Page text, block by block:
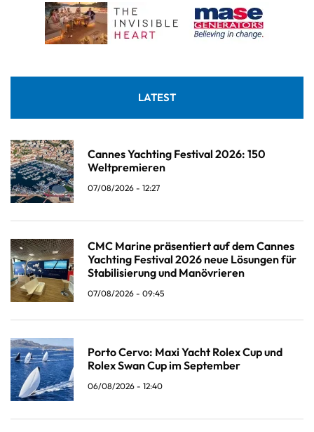
LATEST
Cannes Yachting Festival 2026: 150
Weltpremieren
07/08/2026 - 12:27
CMC Marine präsentiert auf dem Cannes
Yachting Festival 2026 neue Lösungen für
Stabilisierung und Manövrieren
07/08/2026 - 09:45
Porto Cervo: Maxi Yacht Rolex Cup und
Rolex Swan Cup im September
06/08/2026 - 12:40